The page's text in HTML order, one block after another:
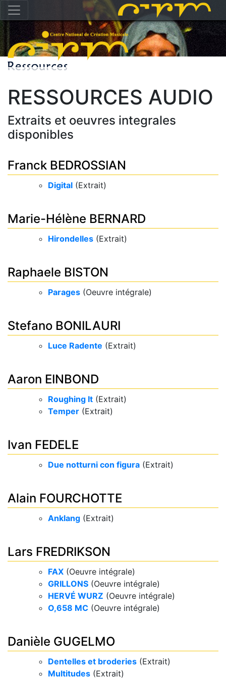
RESSOURCES AUDIO
Extraits et oeuvres integrales
disponibles
Franck BEDROSSIAN
Digital (Extrait)
Marie-Hélène BERNARD
Hirondelles (Extrait)
Raphaele BISTON
Parages (Oeuvre intégrale)
Stefano BONILAURI
Luce Radente (Extrait)
Aaron EINBOND
Roughing It (Extrait)
Temper (Extrait)
Ivan FEDELE
Due notturni con figura (Extrait)
Alain FOURCHOTTE
Anklang (Extrait)
Lars FREDRIKSON
FAX (Oeuvre intégrale)
GRILLONS (Oeuvre intégrale)
HERVÉ WURZ​ (Oeuvre intégrale)
O,658 MC (Oeuvre intégrale)
Danièle GUGELMO
Dentelles et broderies (Extrait)
Multitudes (Extrait)